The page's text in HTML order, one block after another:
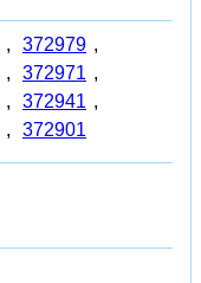
, 372979 ,
, 372971 ,
, 372941 ,
, 372901